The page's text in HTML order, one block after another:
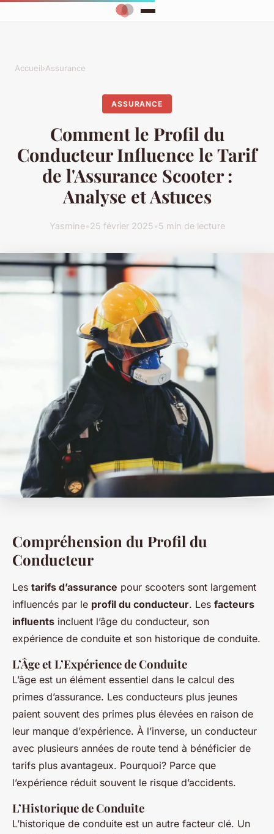
Accueil›Assurance
ASSURANCE
Comment le Profil du
Conducteur Influence le Tarif
de l'Assurance Scooter :
Analyse et Astuces
Yasmine•25 février 2025•5 min de lecture
Compréhension du Profil du
Conducteur
Les tarifs d’assurance pour scooters sont largement
influencés par le profil du conducteur. Les facteurs
influents incluent l’âge du conducteur, son
expérience de conduite et son historique de conduite.
L’Âge et L’Expérience de Conduite
L’âge est un élément essentiel dans le calcul des
primes d’assurance. Les conducteurs plus jeunes
paient souvent des primes plus élevées en raison de
leur manque d’expérience. À l’inverse, un conducteur
avec plusieurs années de route tend à bénéficier de
tarifs plus avantageux. Pourquoi? Parce que
l’expérience réduit souvent le risque d’accidents.
L’Historique de Conduite
L’historique de conduite est un autre facteur clé. Un